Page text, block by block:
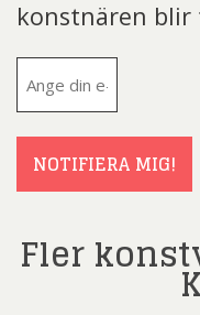
konstnären blir
NOTIFIERA MIG!
Fler